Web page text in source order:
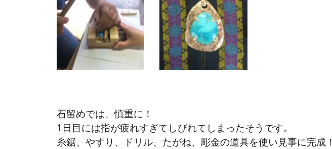
石留めでは、慎重に！
1日目には指が疲れすぎてしびれてしまったそうです。
糸鋸、やすり、ドリル、たがね、彫金の道具を使い見事に完成！